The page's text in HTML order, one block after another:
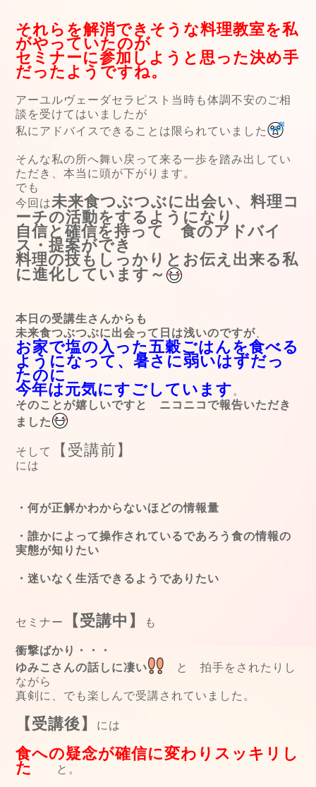
それらを解消できそうな料理教室を私
がやっていたのが
セミナーに参加しようと思った決め手
だったようですね。
アーユルヴェーダセラピスト当時も体調不安のご相
談を受けてはいましたが
私にアドバイスできることは限られていました
そんな私の所へ舞い戻って来る一歩を踏み出してい
ただき、本当に頭が下がります。
でも
今回は未来食つぶつぶに出会い、料理コ
ーチの活動をするようになり
自信と確信を持って 食のアドバイ
ス・提案ができ
料理の技もしっかりとお伝え出来る私
に進化しています～
本日の受講生さんからも
未来食つぶつぶに出会って日は浅いのですが、
お家で塩の入った五穀ごはんを食べる
ようになって、暑さに弱いはずだっ
たのに
今年は元気にすごしています。
そのことが嬉しいですと ニコニコで報告いただき
ました
そして 【受講前】
には
・何が正解かわからないほどの情報量
・誰かによって操作されているであろう食の情報の
実態が知りたい
・迷いなく生活できるようでありたい
セミナー 【受講中】
も
衝撃ばかり・・・
ゆみこさんの話しに凄い
と 拍手をされたりし
ながら
真剣に、でも楽しんで受講されていました。
【受講後】 には
食への疑念が確信に変わりスッキリし
た と。